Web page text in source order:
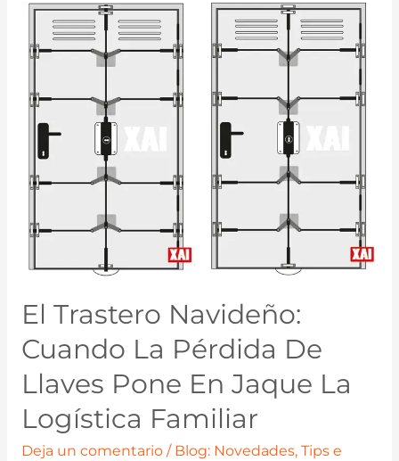
El Trastero Navideño:
Cuando La Pérdida De
Llaves Pone En Jaque La
Logística Familiar
Deja un comentario / Blog: Novedades, Tips e